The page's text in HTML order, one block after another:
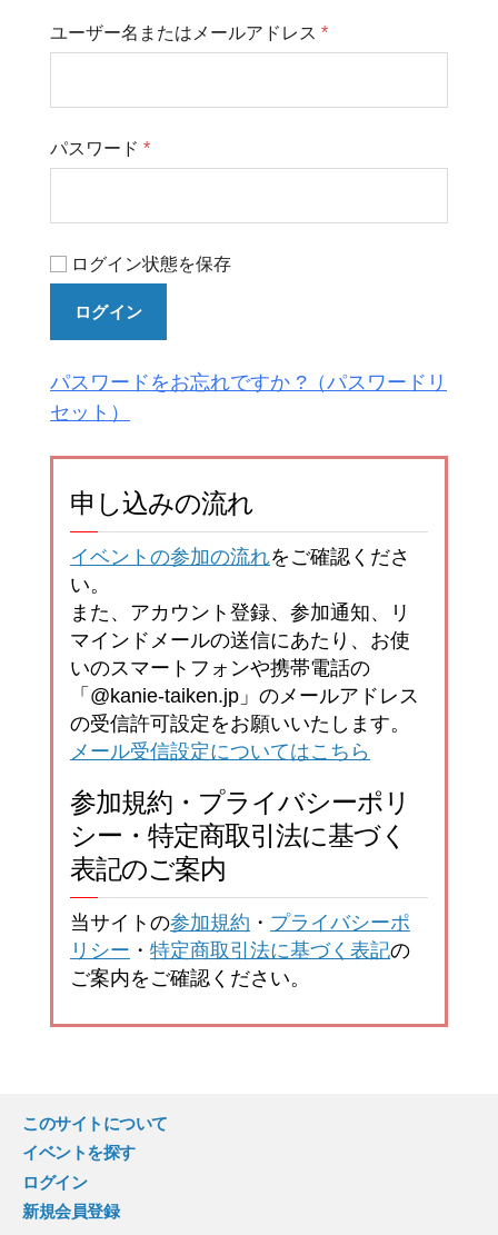
ユーザー名またはメールアドレス *
パスワード *
ログイン状態を保存
ログイン
パスワードをお忘れですか ?
申し込みの流れ
イベントの参加の流れをご確認くださ
い。
また、アカウント登録、参加通知、リ
マインドメールの送信にあたり、お使
いのスマートフォンや携帯電話の
「@kanie-taiken.jp」のメールアドレス
の受信許可設定をお願いいたします。
メール受信設定についてはこちら
参加規約・プライバシーポリ
シー・特定商取引法に基づく
表記のご案内
当サイトの参加規約 ・ プライバシーポ
リシー ・ 特定商取引法に基づく表記の
ご案内をご確認ください。
このサイトについて
イベントを探す
ログイン
新規会員登録